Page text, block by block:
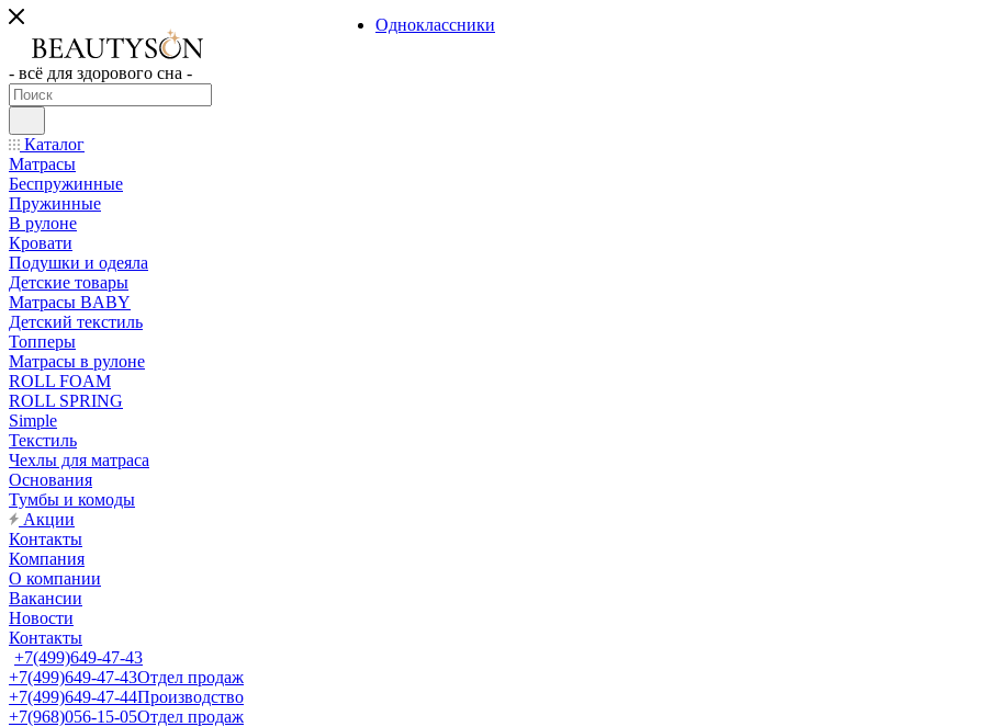
- всё для здорового сна -
Каталог
Матрасы
Беспружинные
Пружинные
В рулоне
Кровати
Подушки и одеяла
Детские товары
Матрасы BABY
Детский текстиль
Топперы
Матрасы в рулоне
ROLL FOAM
ROLL SPRING
Simple
Текстиль
Чехлы для матраса
Основания
Тумбы и комоды
Акции
Контакты
Компания
О компании
Вакансии
Новости
Контакты
+7(499)649-47-43
+7(499)649-47-43Отдел продаж
+7(499)649-47-44Производство
+7(968)056-15-05Отдел продаж
Одноклассники